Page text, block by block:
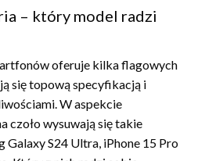
– który model radzi
oferuje kilka flagowych
się topową specyfikacją i
W aspekcie
czoło wysuwają się takie
Galaxy S24 Ultra, iPhone 15 Pro